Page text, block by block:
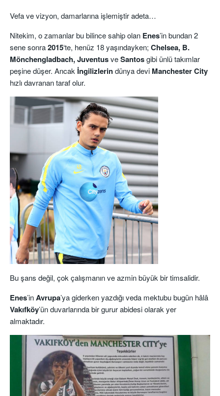
Vefa ve vizyon, damarlarına işlemiştir adeta…
Nitekim, o zamanlar bu bilince sahip olan Enes’in bundan 2
sene sonra2015‘te, henüz 18 yaşındayken; Chelsea, B.
Mönchengladbach, JuventusveSantosgibi ünlü takımlar
peşine düşer. Ancak İngilizlerindünya devi Manchester City
hızlı davranan taraf olur.
Bu şans değil, çok çalışmanın ve azmin büyük bir timsalidir.
Enes’inAvrupa’ya giderken yazdığı veda mektubu bugün hâlâ
Vakıfköy’ün duvarlarında bir gurur abidesi olarak yer
almaktadır.